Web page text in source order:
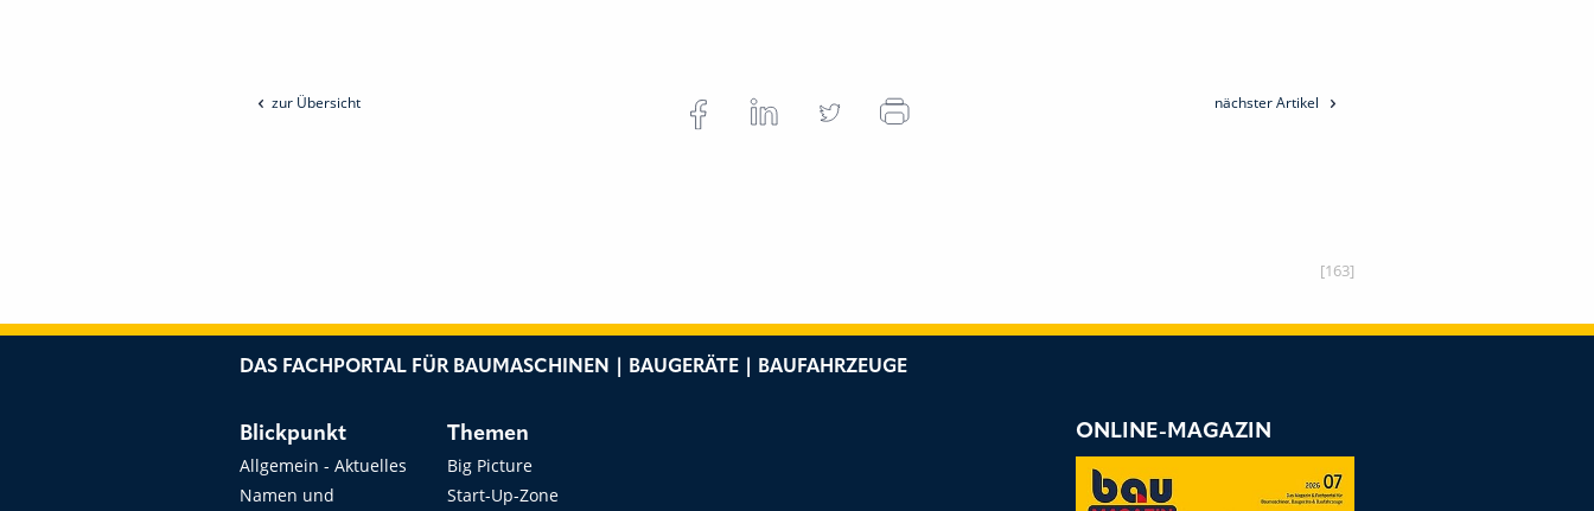
zur Übersicht nächster Artikel
[163]
DAS FACHPORTAL FÜR BAUMASCHINEN | BAUGERÄTE | BAUFAHRZEUGE
Blickpunkt
Allgemein - Aktuelles
Namen und
Themen
Big Picture
Start-Up-Zone
ONLINE-MAGAZIN